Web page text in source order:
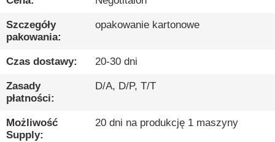
SKONTAKTUJ
SIĘ
Z
NOWOŚCI
Szczegóły
pakowania:
opakowanie kartonowe
Czas dostawy: 20-30 dni
Zasady
płatności:
D/A, D/P, T/T
Możliwość
Supply:
20 dni na produkcję 1 maszyny